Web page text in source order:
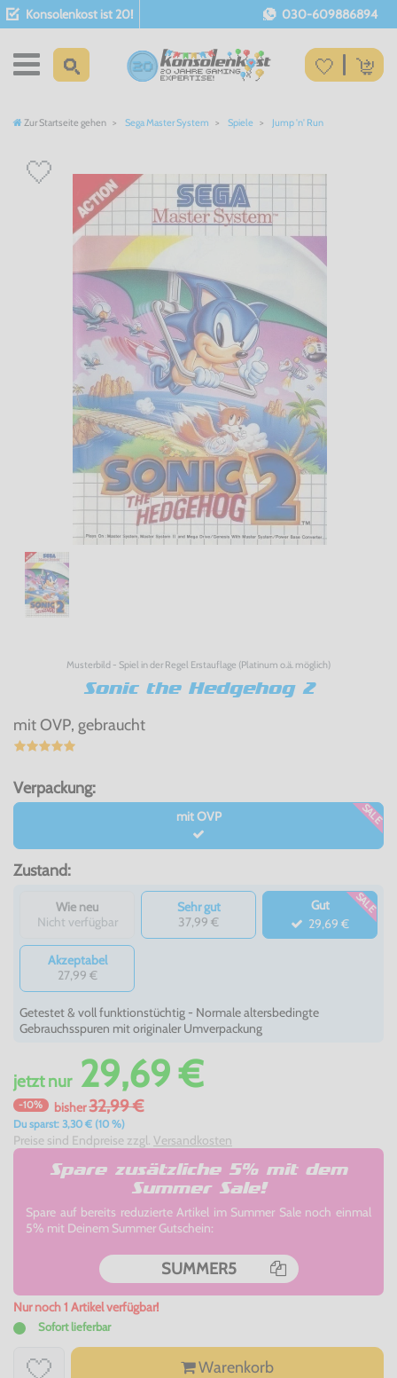
Konsolenkost ist 20! 030-609886894
Zur Startseite gehen Sega Master System Spiele Jump 'n' Run
Musterbild - Spiel in der Regel Erstauflage (Platinum o.ä. möglich)
Sonic the Hedgehog 2
mit OVP, gebraucht
Verpackung:
mit OVP SALE
Zustand:
Wie neu
Nicht verfügbar
Sehr gut
37,99 €
Gut
29,69 €
SALE
Akzeptabel
27,99 €
Getestet & voll funktionstüchtig - Normale altersbedingte
Gebrauchsspuren mit originaler Umverpackung
jetztnur29,69 €
-10% bisher32,99 €
Du sparst: 3,30 € (10 %)
Preise sind Endpreise zzgl. Versandkosten
Spare zusätzliche 5% mit dem
Summer Sale!
Spare auf bereits reduzierte Artikel im Summer Sale noch einmal
5% mit Deinem Summer Gutschein:
SUMMER5
Nur noch 1 Artikel verfügbar!
Sofort lieferbar
Warenkorb